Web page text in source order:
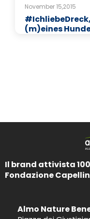
November 15,2015
(m)eines
Il brand attivista
Fondazione
Almo Nature